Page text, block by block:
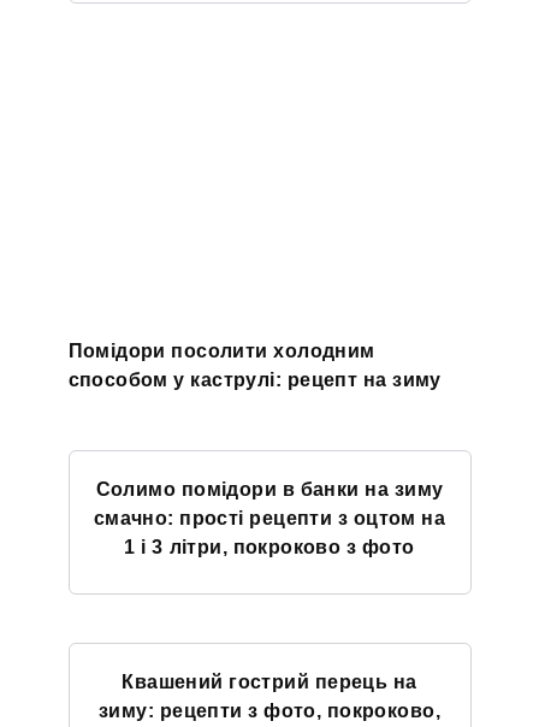
Помідори посолити холодним
способом у каструлі: рецепт на зиму
Солимо помідори в банки на зиму
смачно: прості рецепти з оцтом на
1 і 3 літри, покроково з фото
Квашений гострий перець на
зиму: рецепти з фото, покроково,